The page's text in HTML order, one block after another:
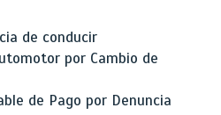
de conducir
por Cambio de
de Pago por Denuncia